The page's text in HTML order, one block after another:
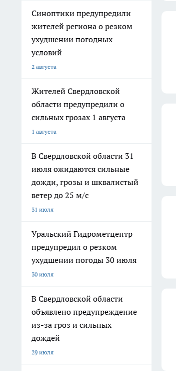
Синоптики предупредили
жителей региона о резком
ухудшении погодных
условий
2 августа
Жителей Свердловской
области предупредили о
сильных грозах 1 августа
1 августа
В Свердловской области 31
июля ожидаются сильные
дожди, грозы и шквалистый
ветер до 25 м/с
31 июля
Уральский Гидрометцентр
предупредил о резком
ухудшении погоды 30 июля
30 июля
В Свердловской области
объявлено предупреждение
из-за гроз и сильных
дождей
29 июля